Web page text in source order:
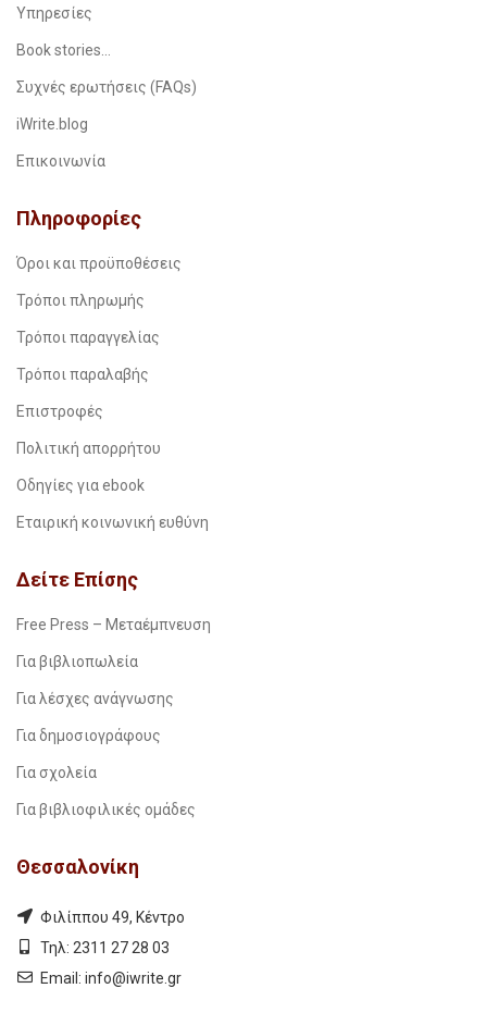
Υπηρεσίες
Book stories…
Συχνές ερωτήσεις (FAQs)
iWrite.blog
Επικοινωνία
Πληροφορίες
Όροι και προϋποθέσεις
Τρόποι πληρωμής
Τρόποι παραγγελίας
Τρόποι παραλαβής
Επιστροφές
Πολιτική απορρήτου
Οδηγίες για ebook
Εταιρική κοινωνική ευθύνη
Δείτε Επίσης
Free Press – Μεταέμπνευση
Για βιβλιοπωλεία
Για λέσχες ανάγνωσης
Για δημοσιογράφους
Για σχολεία
Για βιβλιοφιλικές ομάδες
Θεσσαλονίκη
Φιλίππου 49, Κέντρο
Τηλ: 2311 27 28 03
Εmail: info@iwrite.gr